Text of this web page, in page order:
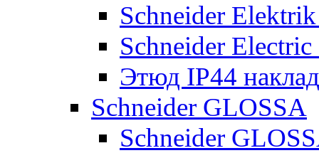
Schneider
Schneider
Этюд IP44
Schneider GLOSSA
Schneider